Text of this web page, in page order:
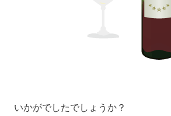
いかがでしたでしょうか？